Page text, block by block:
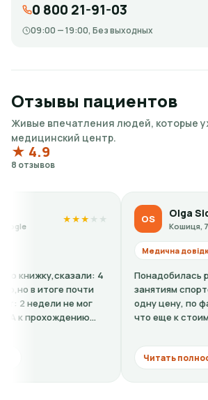
0 800 21-91-03
09:00 — 19:00, Без выходных
Отзывы пациентов
Живые впечатления людей, которые
медицинский центр.
★ 4.9
8 отзывов
★
4
почти
не мог
OS Olga Sidorova
Кошиця, 7-А · Google
Медична довідка
Понадобилась ребенку
занятиям спортом. По
одну цену, по факту в
что еще к стоимости
Читать полностью